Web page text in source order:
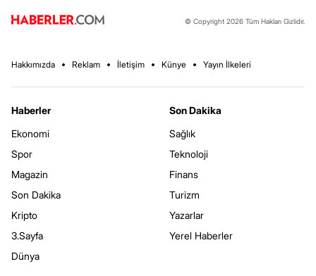
© Copyright 2026 Tüm Hakları Gizlidir.
Hakkımızda Reklam İletişim Künye Yayın İlkeleri
Haberler
Ekonomi
Spor
Magazin
Son Dakika
Kripto
3.Sayfa
Dünya
Son Dakika
Sağlık
Teknoloji
Finans
Turizm
Yazarlar
Yerel Haberler